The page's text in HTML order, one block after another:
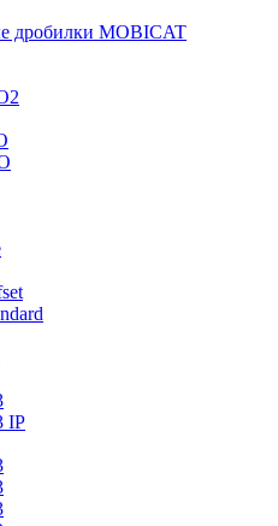
дробилки MOBICAT
IP